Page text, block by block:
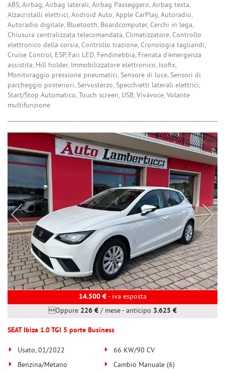
ABS, Airbag, Airbag laterali, Airbag Passeggero, Airbag testa,
Alzacristalli elettrici, Android Auto, Apple CarPlay, Autoradio,
Autoradio digitale, Bluetooth, Boardcomputer, Cerchi in lega,
Chiusura centralizzata telecomandata, Climatizzatore, Controllo
elettronico della corsia, Controllo trazione, Cronologia tagliandi,
Cruise Control, ESP, Fari LED, Fendinebbia, Frenata d'emergenza
assistita, Hill holder, Immobilizzatore elettronico, Isofix,
Monitoraggio pressione pneumatici, Sensore di luce, Sensori di
parcheggio posteriori, Servosterzo, Specchietti laterali elettrici,
Start/Stop Automatico, Touch screen, USB, Vivavoce, Volante
multifunzione
14.500 €- iva esposta
Oppure 226 € / mese-anticipo 3.625 €
SEAT Ibiza 1.0 TGI 5 porte Business
Usato, 01/2022
66 KW/90 CV
Benzina/Metano
Cambio Manuale (6)